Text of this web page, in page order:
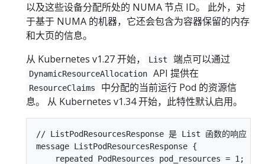
以及这些设备分配所处的 NUMA 节点 ID。 此外，对
于基于 NUMA 的机器，它还会包含为容器保留的内存
和大页的信息。
从 Kubernetes v1.27 开始，
List 端点可以通过
DynamicResourceAllocation API 提供在
ResourceClaims
中分配的当前运行 Pod 的资源信
息。 从 Kubernetes v1.34 开始，此特性默认启用。
// ListPodResourcesResponse 是 List 函数的响应
message ListPodResourcesResponse {
    repeated PodResources pod_resources = 1;